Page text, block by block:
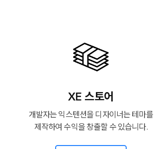
XE 스토어
개발자는 익스텐션을 디자이너는 테마를
제작하여 수익을 창출할 수 있습니다.